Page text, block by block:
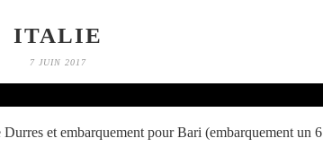
ITALIE
7 JUIN 2017
et embarquement pour Bari (embarquement un 6